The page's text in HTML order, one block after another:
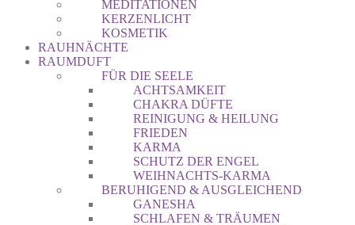
MEDITATIONEN
KERZENLICHT
KOSMETIK
RAUHNÄCHTE
RAUMDUFT
FÜR DIE SEELE
ACHTSAMKEIT
CHAKRA DÜFTE
REINIGUNG & HEILUNG
FRIEDEN
KARMA
SCHUTZ DER ENGEL
WEIHNACHTS-KARMA
BERUHIGEND & AUSGLEICHEND
GANESHA
SCHLAFEN & TRÄUMEN